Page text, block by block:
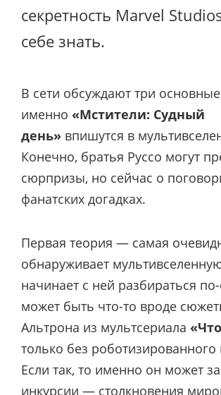
секретность Marvel
себе знать.
В сети обсуждают три
именно «Мстители: Судный
день» впишутся в
Конечно, братья Руссо могут
сюрпризы, но сейчас о
фанатских догадках.
Первая теория — самая
обнаруживает
начинает с ней разбираться
может быть что-то вроде
Альтрона из мультсериала
только без роботизированного
Если так, то именно он может
инкурсии — столкновения